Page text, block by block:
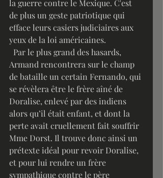
la guerre contre le Mexique. C'est
de plus un geste patriotique qui
efface leurs casiers judiciaires aux
yeux de la loi américaines.
Armand rencontrera sur le champ
de bataille un certain Fernando, qui
se révèlera être le frère aîné de
Doralise, enlevé par des indiens
alors qu’il était enfant, et dont la
perte avait cruellement fait souffrir
Mme Dorst. Il trouve donc ainsi un
prétexte idéal pour revoir Doralise,
et pour lui rendre un frère
sympathique contre le père